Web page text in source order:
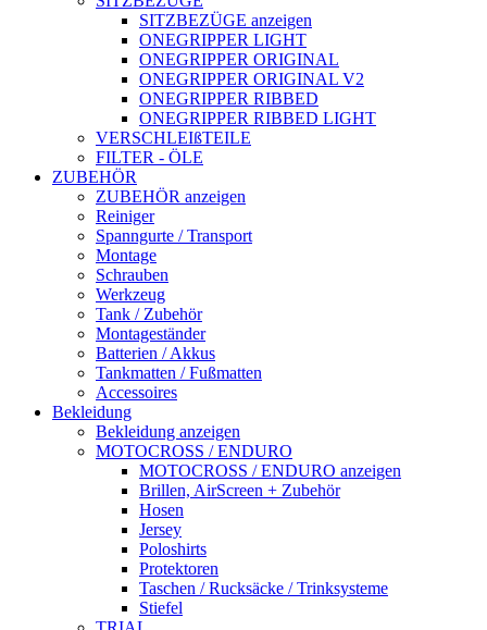
SITZBEZÜGE anzeigen
ONEGRIPPER LIGHT
ONEGRIPPER ORIGINAL
ONEGRIPPER ORIGINAL V2
ONEGRIPPER RIBBED
ONEGRIPPER RIBBED LIGHT
VERSCHLEIßTEILE
FILTER - ÖLE
ZUBEHÖR
ZUBEHÖR anzeigen
Reiniger
Spanngurte / Transport
Montage
Schrauben
Werkzeug
Tank / Zubehör
Montageständer
Batterien / Akkus
Tankmatten / Fußmatten
Accessoires
Bekleidung
Bekleidung anzeigen
MOTOCROSS / ENDURO
MOTOCROSS / ENDURO anzeigen
Brillen, AirScreen + Zubehör
Hosen
Jersey
Poloshirts
Protektoren
Taschen / Rucksäcke / Trinksysteme
Stiefel